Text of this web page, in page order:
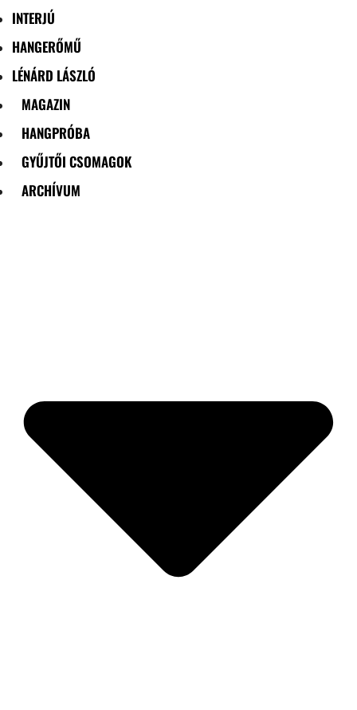
INTERJÚ
HANGERŐMŰ
LÉNÁRD LÁSZLÓ
MAGAZIN
HANGPRÓBA
GYŰJTŐI CSOMAGOK
ARCHÍVUM